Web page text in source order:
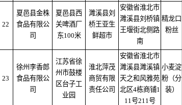
22
夏邑县金株
食品有限公
司
夏邑县西
关啤酒厂
东100米
濉溪县刘
桥王亚生
鲜超市
安徽省淮北市
濉溪县刘桥镇
王堰街北侧路
南
精龙口
粉丝
23
徐州李香郎
食品有限公
司
江苏省徐
州市鼓楼
区台子工
业园
淮北萍茂
商贸有限
责任公司
安徽省淮北市
濉溪县濉溪镇
天之和风雅苑
北区4栋商铺1
11号211号
小麦淀
粉（分
装）